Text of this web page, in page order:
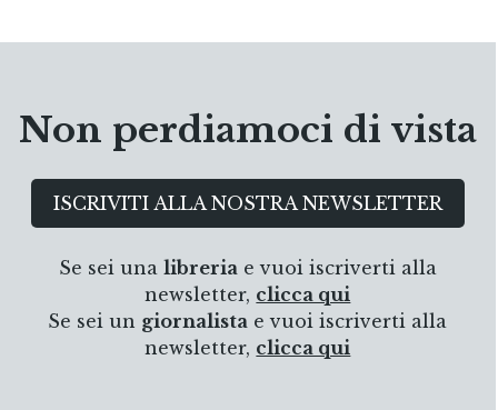
Non perdiamoci di vista
ISCRIVITI ALLA NOSTRA NEWSLETTER
Se sei una libreriae vuoi iscriverti alla
newsletter, clicca qui
Se sei un giornalista e vuoi iscriverti alla
newsletter, clicca qui